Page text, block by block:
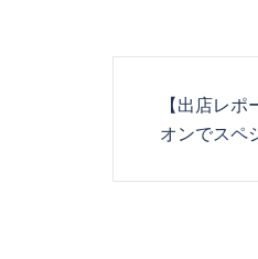
Post【出店レ
オンでスペ